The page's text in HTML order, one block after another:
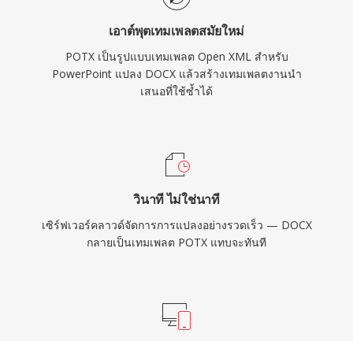
เอาต์พุตเทมเพลตสมัยใหม่
POTX เป็นรูปแบบเทมเพลต Open XML สำหรับ
PowerPoint แปลง DOCX แล้วสร้างเทมเพลตงานนำ
เสนอที่ใช้ซ้ำได้
วินาที ไม่ใช่นาที
เซิร์ฟเวอร์คลาวด์จัดการการแปลงอย่างรวดเร็ว — DOCX
กลายเป็นเทมเพลต POTX แทบจะทันที